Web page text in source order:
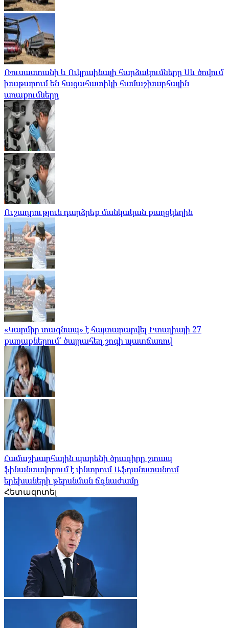
Ռուսաստանի և Ուկրաինայի հարձակումները Սև ծովում
խաթարում են հացահատիկի համաշխարհային
առաքումները
Ուշադրություն դարձրեք մանկական քաղցկեղին
«Կարմիր տագնապ» է հայտարարվել Իտալիայի 27
քաղաքներում՝ ծայրահեղ շոգի պատճառով
Համաշխարհային պարենի ծրագիրը շտապ
ֆինանսավորում է փնտրում Աֆղանստանում
երեխաների թերսնման ճգնաժամը
Հետազոտել